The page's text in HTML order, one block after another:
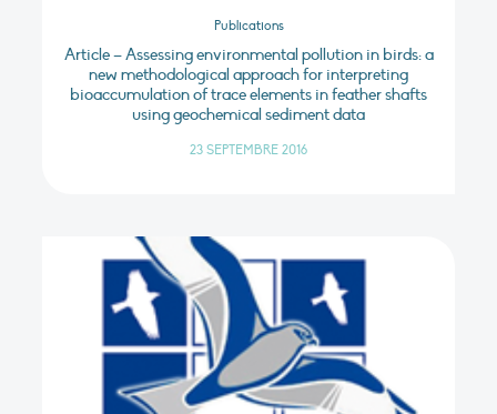
Publications
Article – Assessing environmental pollution in birds: a
new methodological approach for interpreting
bioaccumulation of trace elements in feather shafts
using geochemical sediment data
23 SEPTEMBRE 2016